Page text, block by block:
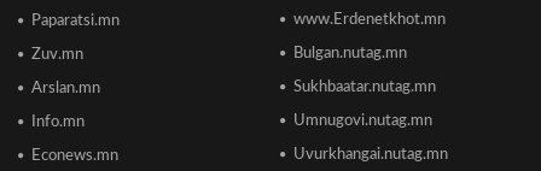
2026/06/17 12:20
Отгонтэнгэр хайрханы тахилгад оролцохоор
ирж буй иргэдийн анхааралд
2026/06/16 15:28
Paparatsi.mn
Zuv.mn
Arslan.mn
Info.mn
Econews.mn
www.Erdenetkhot.mn
Bulgan.nutag.mn
Sukhbaatar.nutag.mn
Umnugovi.nutag.mn
Uvurkhangai.nutag.mn